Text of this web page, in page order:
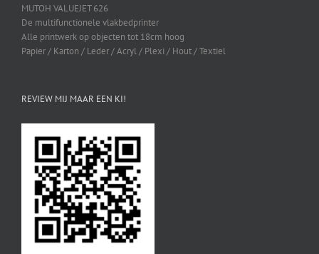
MUTOH VALUEJET 626
De multifunctionele vlakbedprinter
Alle printwerk op objecten tot 18cm hoog
Papier / Karton / Leder / Acryl / Plexi / Hout / Textiel
REVIEW MIJ MAAR EEN KI!